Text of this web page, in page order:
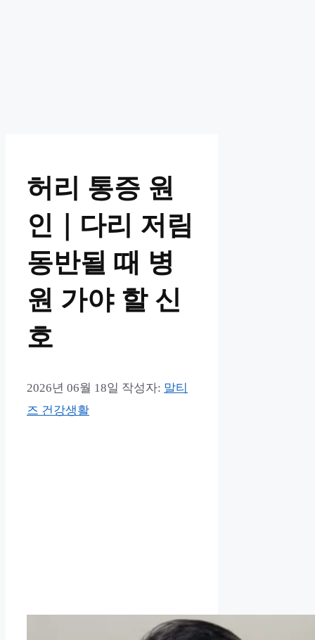
허리 통증 원
인｜다리 저림
동반될 때 병
원 가야 할 신
호
2026년 06월 18일 작성자: 말티
즈 건강생활